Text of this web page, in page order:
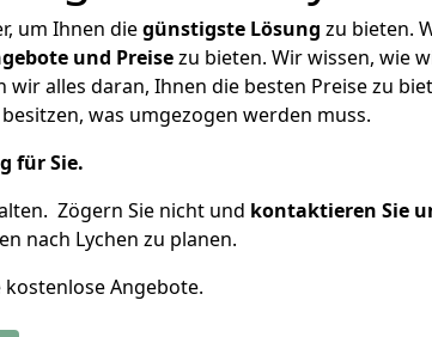
um Ihnen diegünstigste Lösung zu bieten.
und Preisezu bieten. Wir wissen, wie
alles daran, Ihnen die besten Preise zu
was umgezogen werden muss.
für Sie.
Zögern Sie nicht und kontaktieren Sie
nach Lychen zu planen.
kostenlose Angebote.